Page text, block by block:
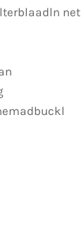
net